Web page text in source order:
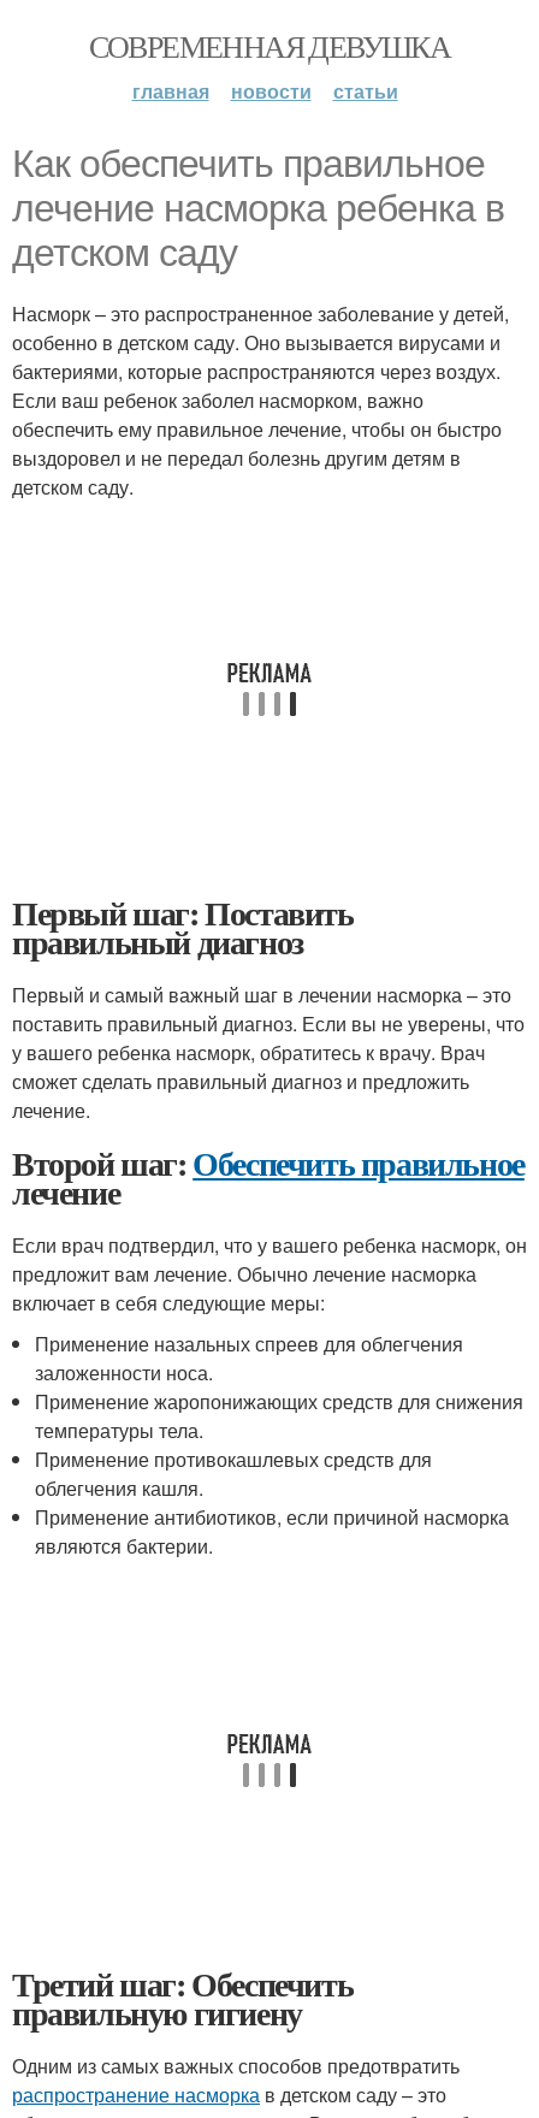
СОВРЕМЕННАЯ ДЕВУШКА
главная новости статьи
Как обеспечить правильное
лечение насморка ребенка в
детском саду
Насморк – это распространенное заболевание у детей,
особенно в детском саду. Оно вызывается вирусами и
бактериями, которые распространяются через воздух.
Если ваш ребенок заболел насморком, важно
обеспечить ему правильное лечение, чтобы он быстро
выздоровел и не передал болезнь другим детям в
детском саду.
Первый шаг: Поставить
правильный диагноз
Первый и самый важный шаг в лечении насморка – это
поставить правильный диагноз. Если вы не уверены, что
у вашего ребенка насморк, обратитесь к врачу. Врач
сможет сделать правильный диагноз и предложить
лечение.
Второй шаг:Обеспечить правильное
лечение
Если врач подтвердил, что у вашего ребенка насморк, он
предложит вам лечение. Обычно лечение насморка
включает в себя следующие меры:
Применение назальных спреев для облегчения
заложенности носа.
Применение жаропонижающих средств для снижения
температуры тела.
Применение противокашлевых средств для
облегчения кашля.
Применение антибиотиков, если причиной насморка
являются бактерии.
Третий шаг: Обеспечить
правильную гигиену
Одним из самых важных способов предотвратить
распространение насморка в детском саду – это